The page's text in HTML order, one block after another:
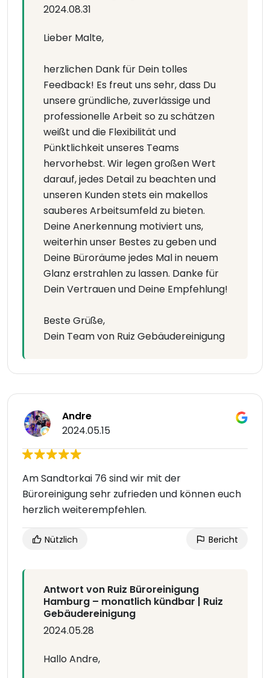
2024.08.31
Lieber Malte,
herzlichen Dank für Dein tolles
Feedback! Es freut uns sehr, dass Du
unsere gründliche, zuverlässige und
professionelle Arbeit so zu schätzen
weißt und die Flexibilität und
Pünktlichkeit unseres Teams
hervorhebst. Wir legen großen Wert
darauf, jedes Detail zu beachten und
unseren Kunden stets ein makellos
sauberes Arbeitsumfeld zu bieten.
Deine Anerkennung motiviert uns,
weiterhin unser Bestes zu geben und
Deine Büroräume jedes Mal in neuem
Glanz erstrahlen zu lassen. Danke für
Dein Vertrauen und Deine Empfehlung!
Beste Grüße,
Dein Team von Ruiz Gebäudereinigung
Andre
2024.05.15
Am Sandtorkai 76 sind wir mit der
Büroreinigung sehr zufrieden und können euch
herzlich weiterempfehlen.
Nützlich Bericht
Antwort von Ruiz Büroreinigung
Hamburg – monatlich kündbar | Ruiz
Gebäudereinigung
2024.05.28
Hallo Andre,